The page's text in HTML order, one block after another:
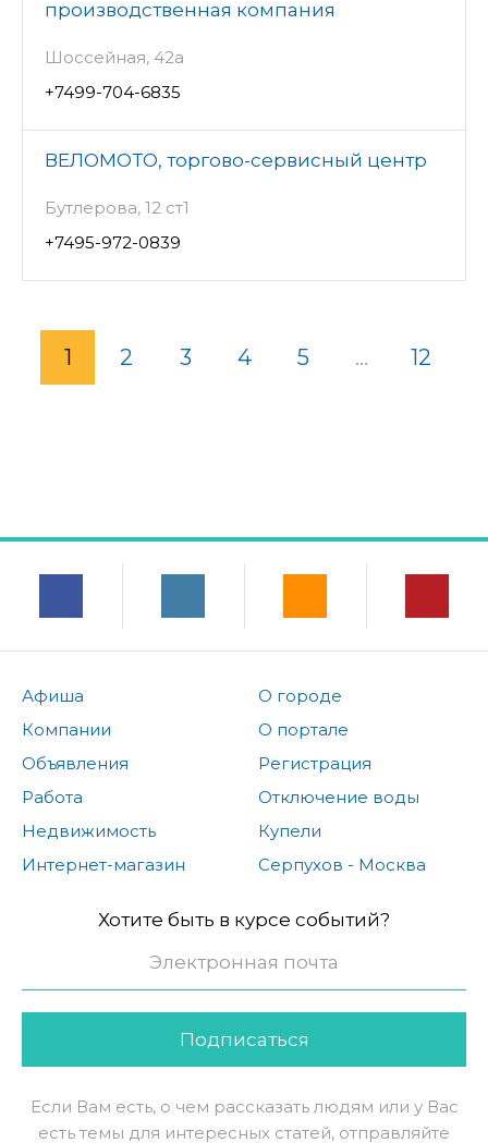
производственная компания
Шоссейная, 42а
+7499-704-6835
ВЕЛОМОТО, торгово-сервисный центр
Бутлерова, 12 ст1
+7495-972-0839
1 2 3 4 5 ... 12
Афиша
Компании
Объявления
Работа
Недвижимость
Интернет-магазин
О городе
О портале
Регистрация
Отключение воды
Купели
Серпухов - Москва
Хотите быть в курсе событий?
Подписаться
Если Вам есть, о чем рассказать людям или у Вас
есть темы для интересных статей, отправляйте